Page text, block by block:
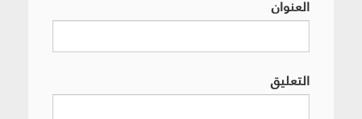
العنوان
التعليق